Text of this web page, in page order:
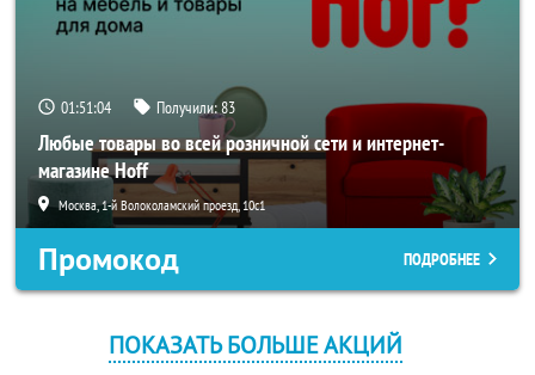
01:51:04 Получили:83
Любые товары во всей розничной сети и интернет-
магазине Hoff
Москва, 1-й Волоколамский проезд, 10с1
Промокод ПОДРОБНЕЕ
ПОКАЗАТЬ БОЛЬШЕ АКЦИЙ